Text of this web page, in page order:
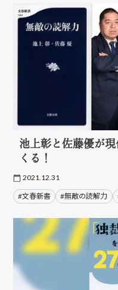
池上彰と佐藤優が
くる！
2021.12.31
#文春新書 #無敵の読解力